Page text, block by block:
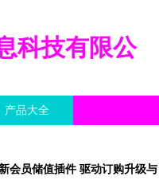
科技有限公
产品大全
会员储值插件 驱动订购升级与